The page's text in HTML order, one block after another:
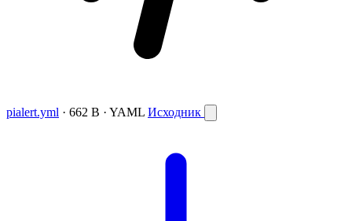
pialert.yml · 662 B · YAML Исходник